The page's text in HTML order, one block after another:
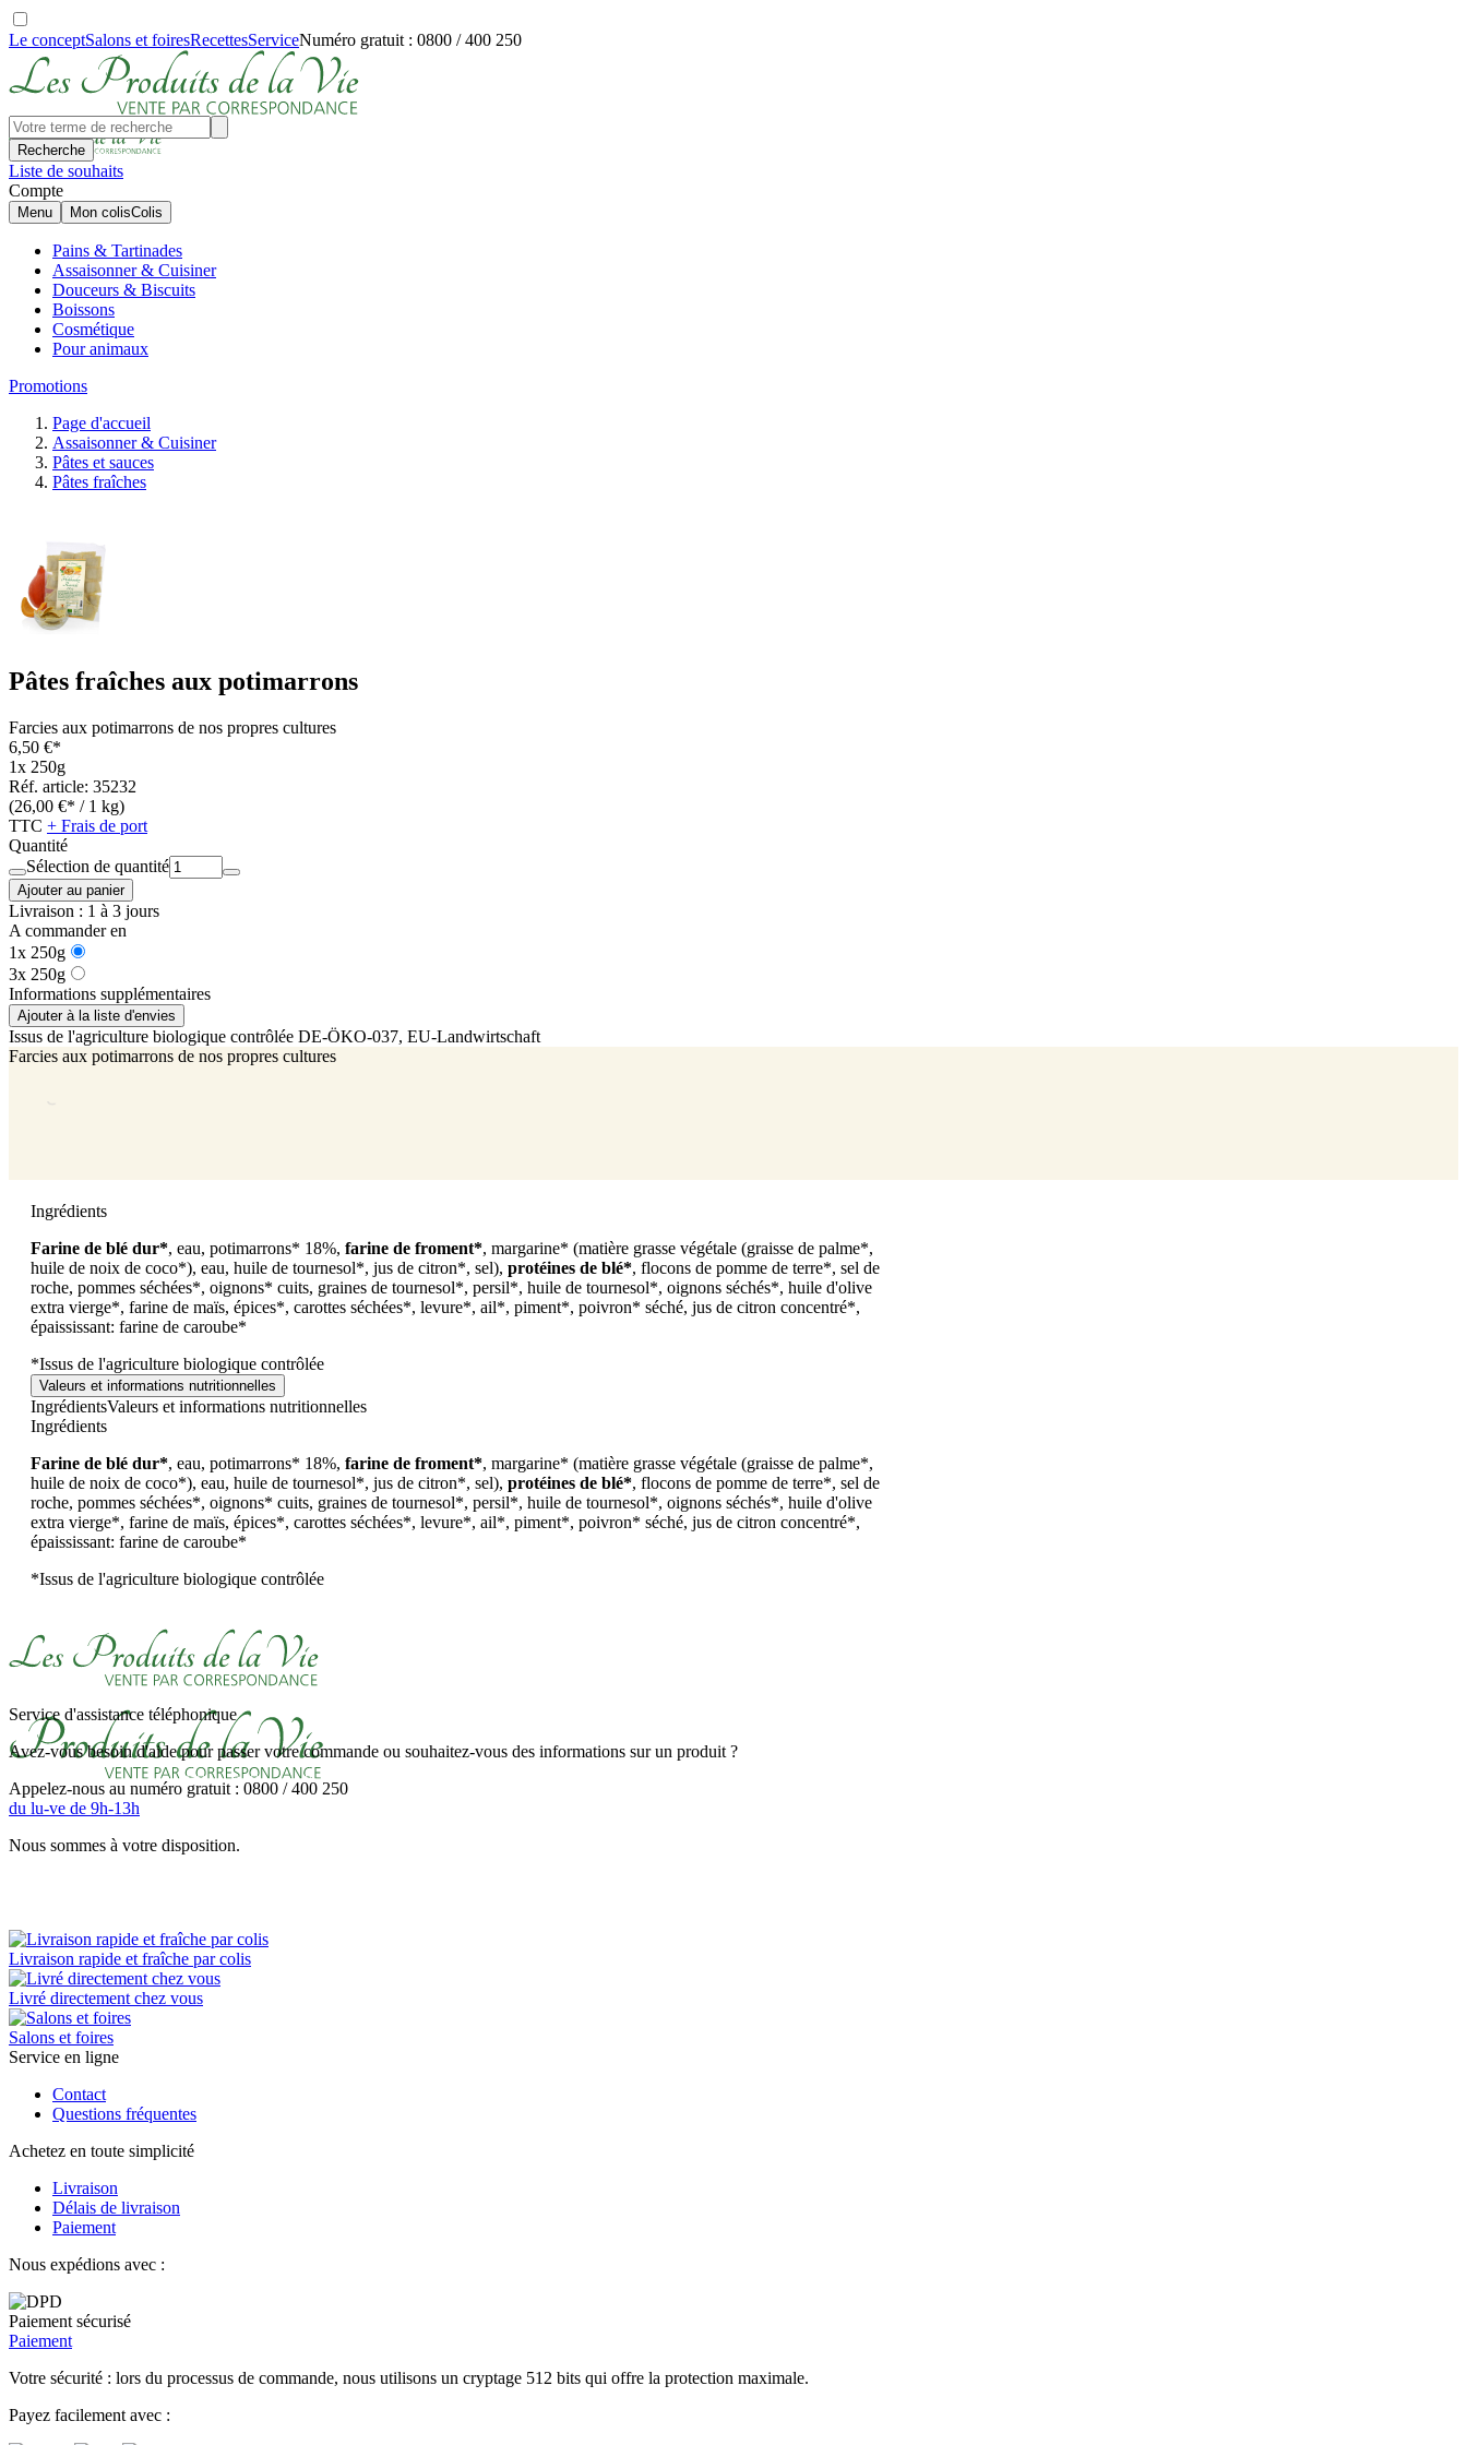
Le conceptSalons et foiresRecettesServiceNuméro gratuit : 0800 / 400 250
Recherche
Liste de souhaits
Compte
Menu Mon colisColis
Pains & Tartinades
Assaisonner & Cuisiner
Douceurs & Biscuits
Boissons
Cosmétique
Pour animaux
Promotions
Page d'accueil
Assaisonner & Cuisiner
Pâtes et sauces
Pâtes fraîches
Pâtes fraîches aux potimarrons
Farcies aux potimarrons de nos propres cultures
6,50 €*
1x 250g
Réf. article: 35232
(26,00 €* / 1 kg)
TTC + Frais de port
Quantité
Sélection de quantité
Ajouter au panier
Livraison : 1 à 3 jours
A commander en
1x 250g
3x 250g
Informations supplémentaires
Ajouter à la liste d'envies
Issus de l'agriculture biologique contrôlée DE-ÖKO-037, EU-Landwirtschaft
Farcies aux potimarrons de nos propres cultures
Ingrédients
Farine de blé dur*, eau, potimarrons* 18%, farine de froment*, margarine* (matière grasse végétale (graisse de palme*,
huile de noix de coco*), eau, huile de tournesol*, jus de citron*, sel), protéines de blé*, flocons de pomme de terre*, sel de
roche, pommes séchées*, oignons* cuits, graines de tournesol*, persil*, huile de tournesol*, oignons séchés*, huile d'olive
extra vierge*, farine de maïs, épices*, carottes séchées*, levure*, ail*, piment*, poivron* séché, jus de citron concentré*,
épaississant: farine de caroube*
*Issus de l'agriculture biologique contrôlée
Valeurs et informations nutritionnelles
IngrédientsValeurs et informations nutritionnelles
Ingrédients
Farine de blé dur*, eau, potimarrons* 18%, farine de froment*, margarine* (matière grasse végétale (graisse de palme*,
huile de noix de coco*), eau, huile de tournesol*, jus de citron*, sel), protéines de blé*, flocons de pomme de terre*, sel de
roche, pommes séchées*, oignons* cuits, graines de tournesol*, persil*, huile de tournesol*, oignons séchés*, huile d'olive
extra vierge*, farine de maïs, épices*, carottes séchées*, levure*, ail*, piment*, poivron* séché, jus de citron concentré*,
épaississant: farine de caroube*
*Issus de l'agriculture biologique contrôlée
Service d'assistance téléphonique
Avez-vous besoin d'aide pour passer votre commande ou souhaitez-vous des informations sur un produit ?
Appelez-nous au numéro gratuit : 0800 / 400 250
du lu-ve de 9h-13h
Nous sommes à votre disposition.
Livraison rapide et fraîche par colis
Livré directement chez vous
Salons et foires
Service en ligne
Contact
Questions fréquentes
Achetez en toute simplicité
Livraison
Délais de livraison
Paiement
Nous expédions avec :
Paiement sécurisé
Paiement
Votre sécurité : lors du processus de commande, nous utilisons un cryptage 512 bits qui offre la protection maximale.
Payez facilement avec :